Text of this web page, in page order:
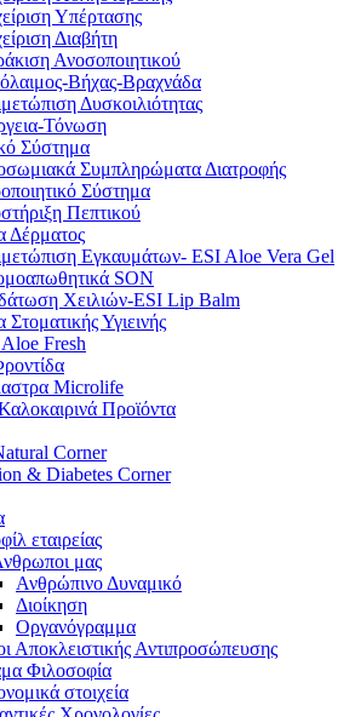
Υπέρτασης
Διαβήτη
Ανοσοποιητικού
Βήχας-Βραχνάδα
Δυσκοιλιότητας
Τόνωση
Σύστημα
Συμπληρώματα Διατροφής
Σύστημα
Πεπτικού
Δέρματος
Εγκαυμάτων- ESI Aloe Vera Gel
SON
Χειλιών-ESI Lip Balm
Υγιεινής
Fresh
Microlife
Προϊόντα
Corner
& Diabetes Corner
εταιρείας
μας
Ανθρώπινο Δυναμικό
Διοίκηση
Οργανόγραμμα
Αποκλειστικής Αντιπροσώπευσης
Φιλοσοφία
στοιχεία